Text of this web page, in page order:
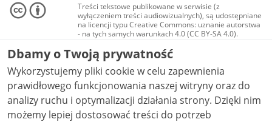
Treści tekstowe publikowane w serwisie (z
wyłączeniem treści audiowizualnych), są udostępniane
na licencji typu Creative Commons: uznanie autorstwa
- na tych samych warunkach 4.0 (CC BY-SA 4.0).
Materiały audiowizualne, w tym zdjęcia, materiały
audio i wideo, są udostępniane na licencji typu
Creative Commons: uznanie autorstwa użycie
niekomercyjne - bez utworów zależnych 4.0 (CC BY-
NC-ND 4.0), o ile nie jest to stwierdzone inaczej.
Dbamy o Twoją prywatność
Wykorzystujemy pliki cookie w celu zapewnienia
prawidłowego funkcjonowania naszej witryny oraz do
analizy ruchu i optymalizacji działania strony. Dzięki nim
możemy lepiej dostosować treści do potrzeb